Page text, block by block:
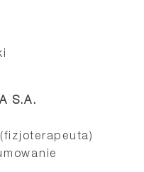
S.A.
(fizjoterapeuta)